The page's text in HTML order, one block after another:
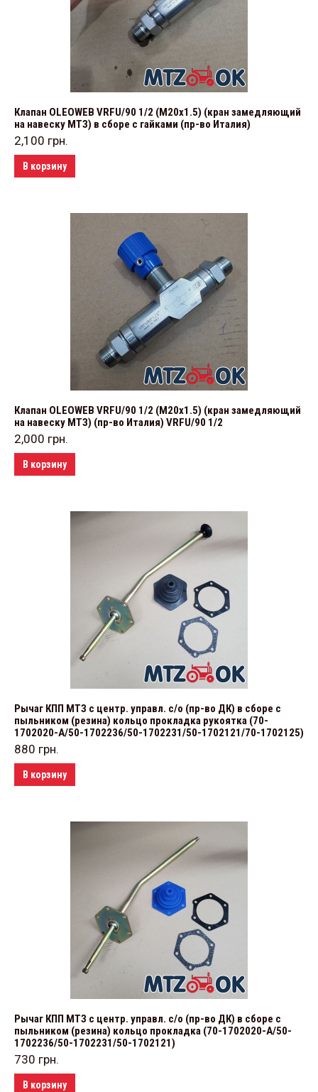
Клапан OLEOWEB VRFU/90 1/2 (М20х1.5) (кран замедляющий
на навеску МТЗ) в сборе с гайками (пр-во Италия)
2,100 грн.
В корзину
Клапан OLEOWEB VRFU/90 1/2 (М20х1.5) (кран замедляющий
на навеску МТЗ) (пр-во Италия) VRFU/90 1/2
2,000 грн.
В корзину
Рычаг КПП МТЗ с центр. управл. с/о (пр-во ДК) в сборе с
пыльником (резина) кольцо прокладка рукоятка (70-
1702020-А/50-1702236/50-1702231/50-1702121/70-1702125)
880 грн.
В корзину
Рычаг КПП МТЗ с центр. управл. с/о (пр-во ДК) в сборе с
пыльником (резина) кольцо прокладка (70-1702020-А/50-
1702236/50-1702231/50-1702121)
730 грн.
В корзину